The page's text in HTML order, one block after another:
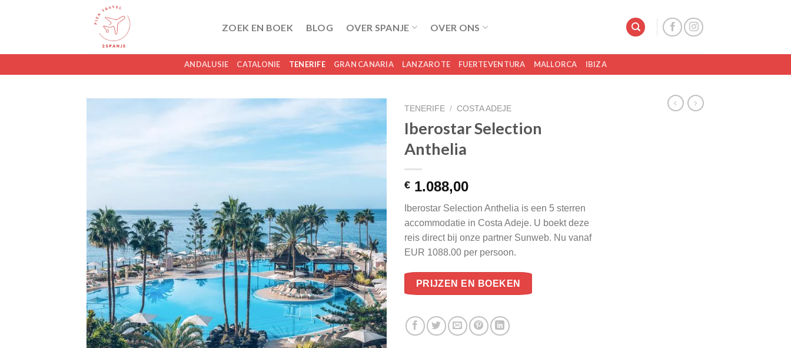
ZOEK EN BOEK BLOG OVER SPANJE OVER ONS
ANDALUSIE CATALONIE TENERIFE GRAN CANARIA LANZAROTE FUERTEVENTURA MALLORCA IBIZA
TENERIFE / COSTA ADEJE
Iberostar Selection
Anthelia
€ 1.088,00
Iberostar Selection Anthelia is een 5 sterren
accommodatie in Costa Adeje. U boekt deze
reis direct bij onze partner Sunweb. Nu vanaf
EUR 1088.00 per persoon.
PRIJZEN EN BOEKEN